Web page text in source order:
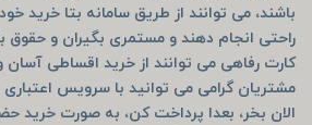
باشند، می توانند از طریق سامانه بتا خرید
راحتی انجام دهند و مستمری بگیران و حقوق
کارت رفاهی می توانند از خرید اقساطی آسان
مشتریان گرامی می توانید با سرویس
الان بخر، بعدا پرداخت کن، به صورت خرید